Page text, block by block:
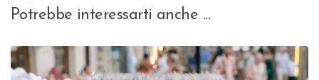
Potrebbe interessarti anche ...